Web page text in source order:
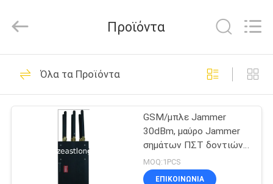
ΣΠΊΤΙ
ΠΡΟΪΌΝΤΑ
ΒΊΝΤΕΟ
ELECTRONICS(HK)
CO.,LTD.
Reserved.
Jammer
τηλεφωνικών
σημάτων κυττάρων
161
Προϊόντα
Όλα τα Προϊόντα
GSM/μπλε Jammer
30dBm, μαύρο Jammer
σημάτων ΠΣΤ δοντιών
850mhz CDMA
MOQ:1PCS
ΕΠΙΚΟΙΝΩΝΊΑ